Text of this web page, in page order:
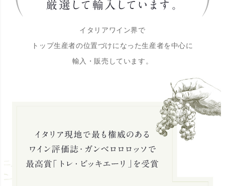
イタリアワイン界で
トップ生産者の位置づけになった生産者を中心に
輸入・販売しています。